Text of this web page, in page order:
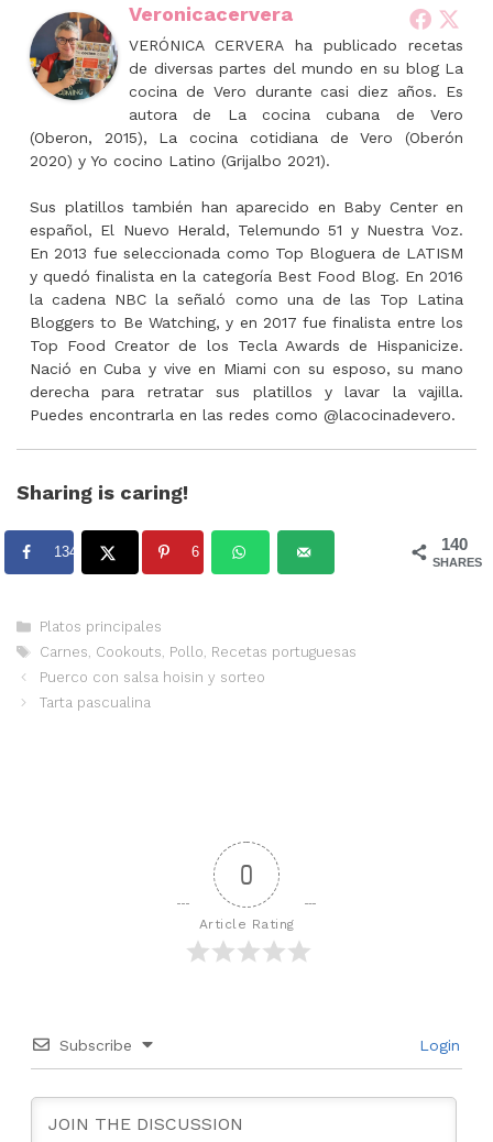
Veronicacervera
VERÓNICA CERVERA ha publicado recetas
de diversas partes del mundo en su blog La
cocina de Vero durante casi diez años. Es
autora de La cocina cubana de Vero
(Oberon, 2015), La cocina cotidiana de Vero (Oberón
2020) y Yo cocino Latino (Grijalbo 2021).
Sus platillos también han aparecido en Baby Center en
español, El Nuevo Herald, Telemundo 51 y Nuestra Voz.
En 2013 fue seleccionada como Top Bloguera de LATISM
y quedó finalista en la categoría Best Food Blog. En 2016
la cadena NBC la señaló como una de las Top Latina
Bloggers to Be Watching, y en 2017 fue finalista entre los
Top Food Creator de los Tecla Awards de Hispanicize.
Nació en Cuba y vive en Miami con su esposo, su mano
derecha para retratar sus platillos y lavar la vajilla.
Puedes encontrarla en las redes como @lacocinadevero.
Sharing is caring!
140
SHARES
134 6
Categorías
Platos principales
Etiquetas
Carnes, Cookouts, Pollo, Recetas portuguesas
Puerco con salsa hoisin y sorteo
Tarta pascualina
0
Article Rating
Subscribe Login